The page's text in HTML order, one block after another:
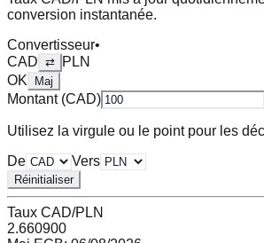
conversion instantanée.
Convertisseur•
CAD ⇄
PLN
OK
Maj
Montant (CAD)
Utilisez la virgule ou le point pour les
De
Vers
Réinitialiser
Taux CAD/PLN
2.660900